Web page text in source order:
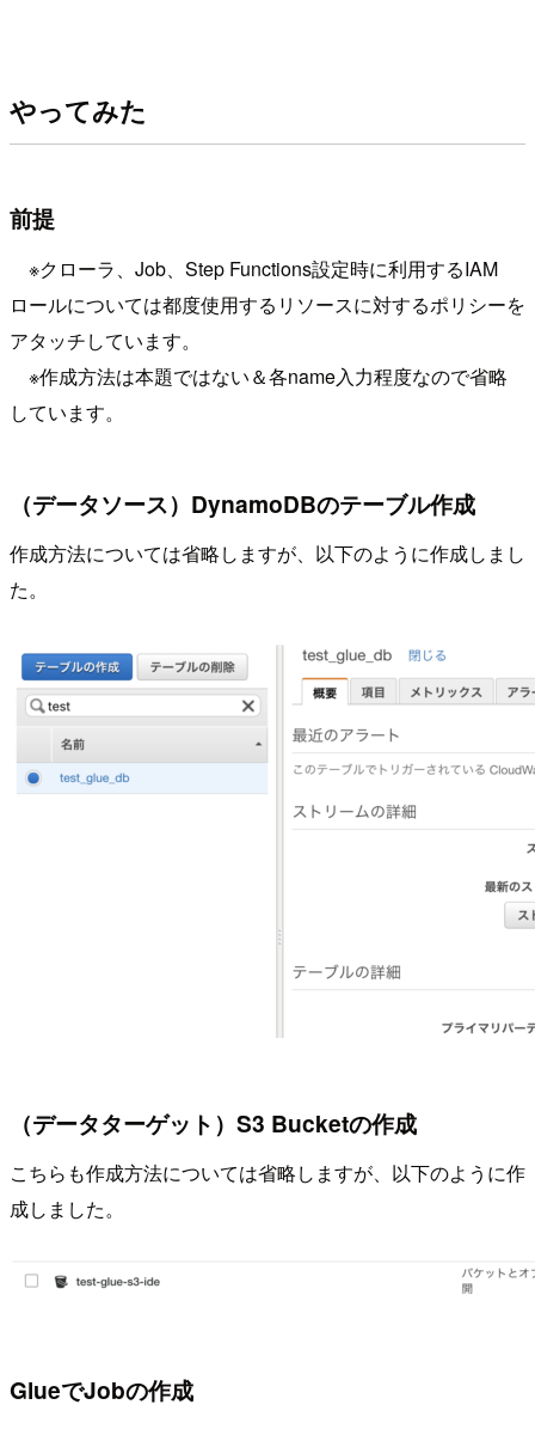
やってみた
前提
※クローラ、Job、Step Functions設定時に利用するIAM
ロールについては都度使用するリソースに対するポリシーを
アタッチしています。
※作成方法は本題ではない＆各name入力程度なので省略
しています。
（データソース）DynamoDBのテーブル作成
作成方法については省略しますが、以下のように作成しまし
た。
（データターゲット）S3 Bucketの作成
こちらも作成方法については省略しますが、以下のように作
成しました。
GlueでJobの作成